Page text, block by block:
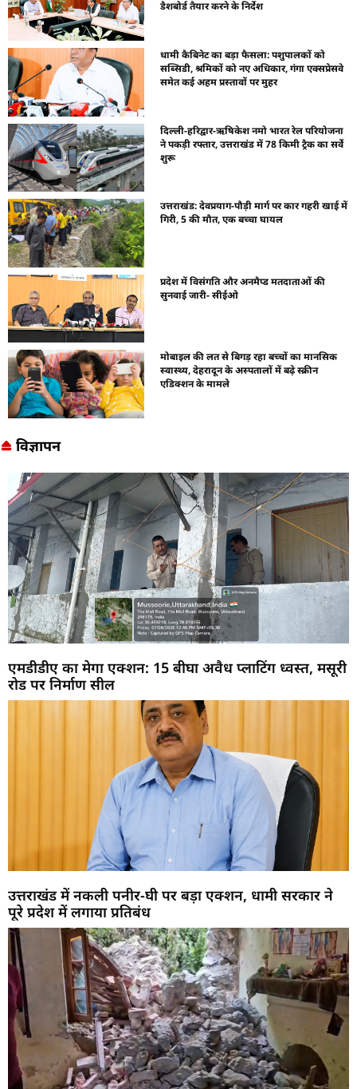
डैशबोर्ड तैयार करने के निर्देश
धामी कैबिनेट का बड़ा फैसला: पशुपालकों को
सब्सिडी, श्रमिकों को नए अधिकार, गंगा एक्सप्रेसवे
समेत कई अहम प्रस्तावों पर मुहर
दिल्ली-हरिद्वार-ऋषिकेश नमो भारत रेल परियोजना
ने पकड़ी रफ्तार, उत्तराखंड में 78 किमी ट्रैक का सर्वे
शुरू
उत्तराखंड: देवप्रयाग-पौड़ी मार्ग पर कार गहरी खाई में
गिरी, 5 की मौत, एक बच्चा घायल
प्रदेश में विसंगति और अनमैप्ड मतदाताओं की
सुनवाई जारी- सीईओ
मोबाइल की लत से बिगड़ रहा बच्चों का मानसिक
स्वास्थ्य, देहरादून के अस्पतालों में बढ़े स्क्रीन
एडिक्शन के मामले
विज्ञापन
एमडीडीए का मेगा एक्शन: 15 बीघा अवैध प्लाटिंग ध्वस्त, मसूरी
रोड पर निर्माण सील
उत्तराखंड में नकली पनीर-घी पर बड़ा एक्शन, धामी सरकार ने
पूरे प्रदेश में लगाया प्रतिबंध